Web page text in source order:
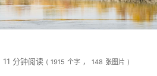
11 分钟阅读 ( 1915 个字 ， 148 张图片 )